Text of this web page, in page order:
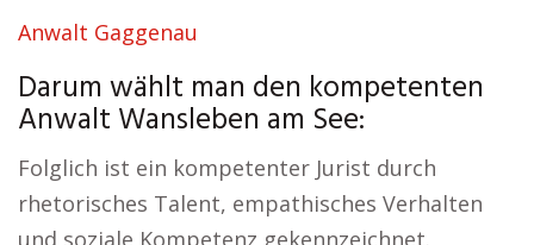
Anwalt Gaggenau
Darum wählt man den kompetenten
Anwalt Wansleben am See:
Folglich ist ein kompetenter Jurist durch
rhetorisches Talent, empathisches Verhalten
und soziale Kompetenz gekennzeichnet.